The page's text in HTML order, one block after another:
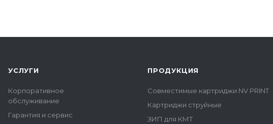
УСЛУГИ
Корпоративное
обслуживание
Гарантия и сервис
ПРОДУКЦИЯ
Совместимые картриджи NV PRINT
Картриджи струйные
ЗИП для КМТ